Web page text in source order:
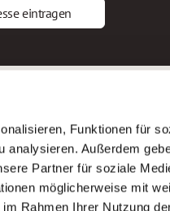
Funktionen für
analysieren. Außerdem
Partner für soziale
möglicherweise mit
Rahmen Ihrer Nutzung
eintragen
AWO Gliederungen nach
Stellenangebote nach
Sitemap
Impressum
Datenschutz